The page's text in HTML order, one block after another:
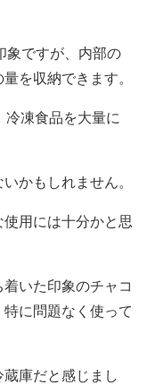
象ですが、内部の
を収納できます。
冷凍食品を大量に
かもしれません。
用には十分かと思
いた印象のチャコ
に問題なく使って
庫だと感じまし